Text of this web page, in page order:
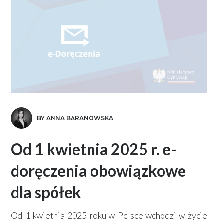
BY ANNA BARANOWSKA
Od 1 kwietnia 2025 r. e-
doręczenia obowiązkowe
dla spółek
Od 1 kwietnia 2025 roku w Polsce wchodzi w życie